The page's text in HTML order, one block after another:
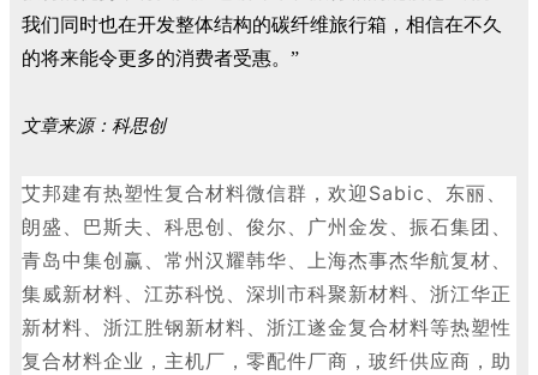
我们同时也在开发整体结构的碳纤维旅行箱，相信在不久
的将来能令更多的消费者受惠。”
文章来源：科思创
艾邦建有热塑性复合材料微信群，欢迎 Sabic、东丽、
朗盛、巴斯夫、科思创、俊尔、广州金发、振石集团、
青岛中集创赢、常州汉耀韩华、上海杰事杰华航复材、
集威新材料、江苏科悦、深圳市科聚新材料、浙江华正
新材料、浙江胜钢新材料、浙江遂金复合材料等热塑性
复合材料企业，主机厂，零配件厂商，玻纤供应商，助